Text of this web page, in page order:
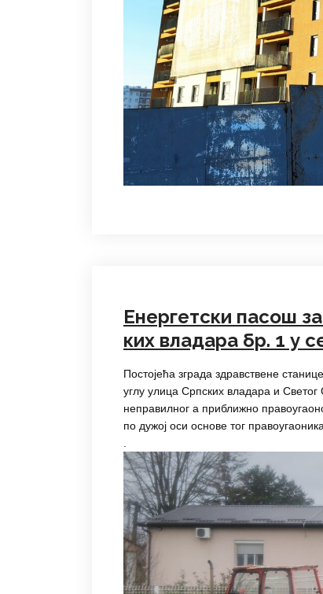
Енергетски пасош
ких владара бр. 1 у
Постојећа зграда здравствене
углу улица Српских владара и Светог
неправилног а приближно
по дужој оси основе тог правоугаоника.